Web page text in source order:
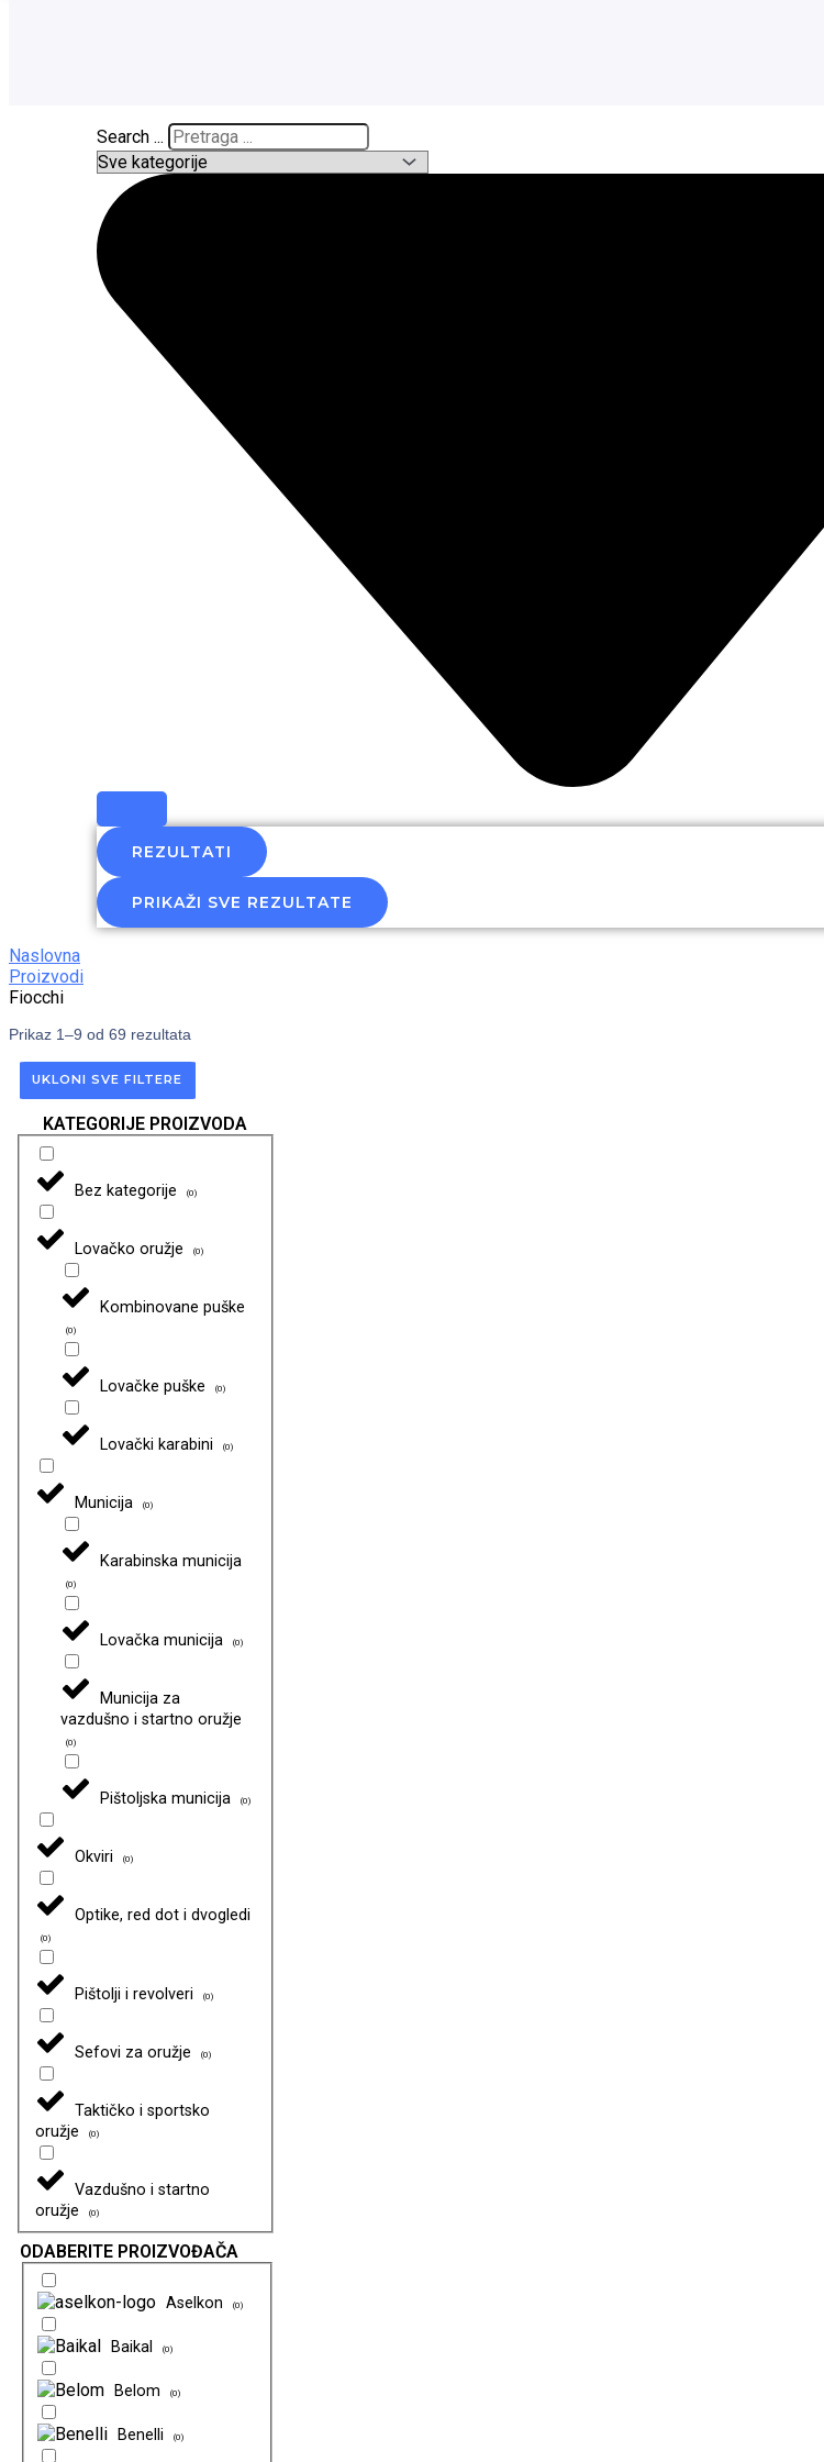
Search ...
REZULTATI
PRIKAŽI SVE REZULTATE
Naslovna
Proizvodi
Fiocchi
Prikaz 1–9 od 69 rezultata
UKLONI SVE FILTERE
KATEGORIJE PROIZVODA
Bez kategorije (0)
Lovačko oružje (0)
Kombinovane puške
(0)
Lovačke puške (0)
Lovački karabini (0)
Municija (0)
Karabinska municija
(0)
Lovačka municija (0)
Municija za
vazdušno i startno oružje
(0)
Pištoljska municija (0)
Okviri (0)
Optike, red dot i dvogledi
(0)
Pištolji i revolveri (0)
Sefovi za oružje (0)
Taktičko i sportsko
oružje
(0)
Vazdušno i startno
oružje
(0)
ODABERITE PROIZVOĐAČA
Aselkon (0)
Baikal (0)
Belom (0)
Benelli (0)